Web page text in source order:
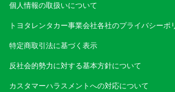
個人情報の取扱いについて
トヨタレンタカー事業会社各社のプライバシーポ
特定商取引法に基づく表示
反社会的勢力に対する基本方針について
カスタマーハラスメントへの対応について